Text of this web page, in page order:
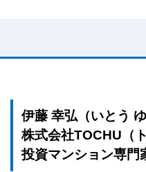
伊藤 幸弘（いとう ゆ
株式会社TOCHU（
投資マンション専門